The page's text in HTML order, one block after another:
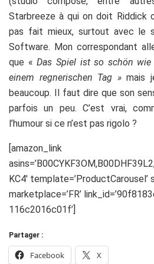
Starbreeze à qui on doit Riddick
pas fait mieux, surtout avec le
Software. Mon correspondant
que «Das Spiel ist so schön
einem regnerischen Tag »mais
beaucoup. Il faut dire que son
parfois un peu. C’est vrai,
l’humour si ce n’est pas rigolo ?
[amazon_link
KC4′ template=’ProductCarousel’
marketplace=’FR’
116c2016c01f’]
Partager :
Facebook X